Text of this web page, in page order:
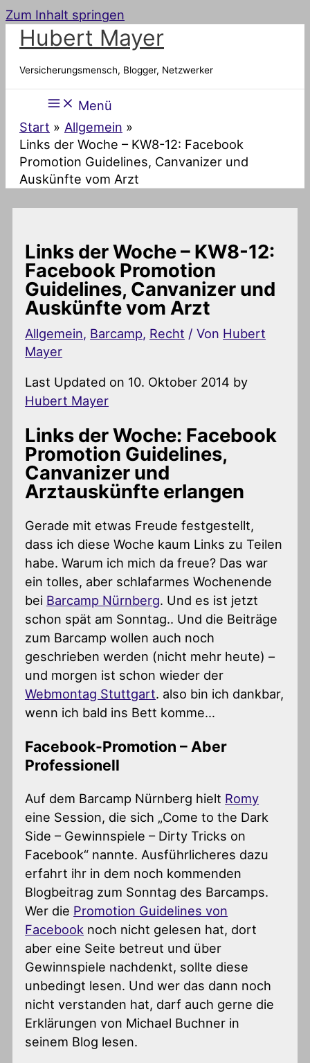
Zum Inhalt springen
Hubert Mayer
Versicherungsmensch, Blogger, Netzwerker
Menü
Start
Allgemein
Links der Woche – KW8-12: Facebook
Promotion Guidelines, Canvanizer und
Auskünfte vom Arzt
Links der Woche – KW8-12:
Facebook Promotion
Guidelines, Canvanizer und
Auskünfte vom Arzt
Allgemein, Barcamp, Recht / Von Hubert
Mayer
Last Updated on 10. Oktober 2014 by
Hubert Mayer
Links der Woche: Facebook
Promotion Guidelines,
Canvanizer und
Arztauskünfte erlangen
Gerade mit etwas Freude festgestellt,
dass ich diese Woche kaum Links zu Teilen
habe. Warum ich mich da freue? Das war
ein tolles, aber schlafarmes Wochenende
bei Barcamp Nürnberg. Und es ist jetzt
schon spät am Sonntag.. Und die Beiträge
zum Barcamp wollen auch noch
geschrieben werden (nicht mehr heute) –
und morgen ist schon wieder der
Webmontag Stuttgart. also bin ich dankbar,
wenn ich bald ins Bett komme…
Facebook-Promotion – Aber
Professionell
Auf dem Barcamp Nürnberg hielt Romy
eine Session, die sich „Come to the Dark
Side – Gewinnspiele – Dirty Tricks on
Facebook“ nannte. Ausführlicheres dazu
erfahrt ihr in dem noch kommenden
Blogbeitrag zum Sonntag des Barcamps.
Wer die Promotion Guidelines von
Facebook noch nicht gelesen hat, dort
aber eine Seite betreut und über
Gewinnspiele nachdenkt, sollte diese
unbedingt lesen. Und wer das dann noch
nicht verstanden hat, darf auch gerne die
Erklärungen von Michael Buchner in
seinem Blog lesen.